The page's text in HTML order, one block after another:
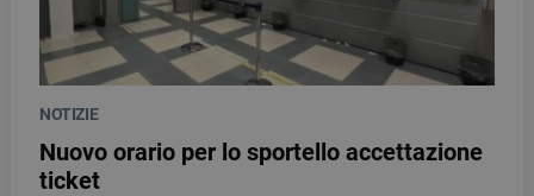
NOTIZIE
Nuovo orario per lo sportello accettazione
ticket